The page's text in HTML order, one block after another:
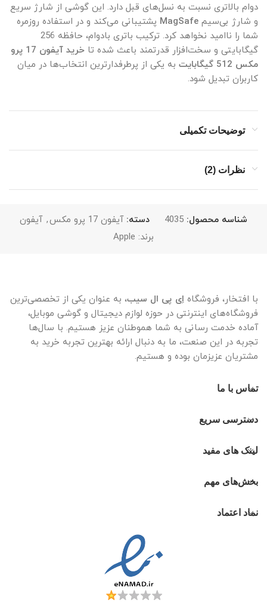
دوام بالاتری نسبت به نسل‌های قبل دارد. این گوشی از شارژ سریع
و شارژ بی‌سیم MagSafe پشتیبانی می‌کند و در استفاده روزمره
شما را ناامید نخواهد کرد. ترکیب باتری بادوام، حافظه 256
گیگابایتی و سخت‌افزار قدرتمند باعث شده تا
خرید آیفون 17 پرو
مکس 512 گیگابایت
به یکی از پرطرفدارترین انتخاب‌ها در میان
کاربران تبدیل شود.
توضیحات تکمیلی
نظرات (2)
شناسه محصول: 4035 دسته: آیفون 17 پرو مکس , آیفون
برند: Apple
با افتخار، فروشگاه اِی پی ال سیب، به عنوان یکی از تخصصی‌ترین
فروشگاه‌های اینترنتی در حوزه لوازم دیجیتال و گوشی موبایل،
آماده خدمت رسانی به شما هموطنان عزیز هستیم. با سال‌ها
تجربه در این صنعت، ما به دنبال ارائه بهترین تجربه خرید به
مشتریان عزیزمان بوده و هستیم.
تماس با ما
دسترسی سریع
لینک های مفید
بخش‌های مهم
نماد اعتماد